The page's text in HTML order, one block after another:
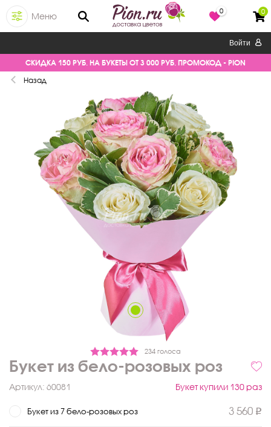
Меню
0 0
Войти
СКИДКА 150 РУБ. НА БУКЕТЫ ОТ 3 000 РУБ. ПРОМОКОД - PION
Назад
234 голоса
Букет из бело-розовых роз
Артикул: 60081 Букет купили 130 раз
Букет из 7 бело-розовых роз 3 560